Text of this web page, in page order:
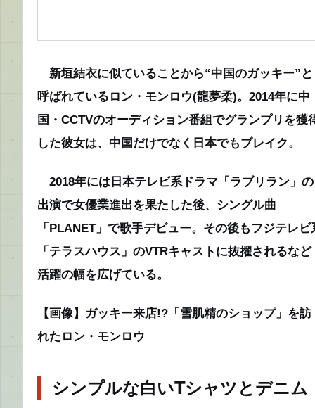
新垣結衣に似ていることから“中国のガッキー”と
呼ばれているロン・モンロウ(龍夢柔)。2014年に中
国・CCTVのオーディション番組でグランプリを獲
した彼女は、中国だけでなく日本でもブレイク。
2018年には日本テレビ系ドラマ「ラブリラン」の
出演で女優業進出を果たした後、シングル曲
「PLANET」で歌手デビュー。その後もフジテレビ
「テラスハウス」のVTRキャストに抜擢されるなど
活躍の幅を広げている。
【画像】ガッキー来店!?「雪肌精のショップ」を訪
れたロン・モンロウ
シンプルな白いTシャツとデニム